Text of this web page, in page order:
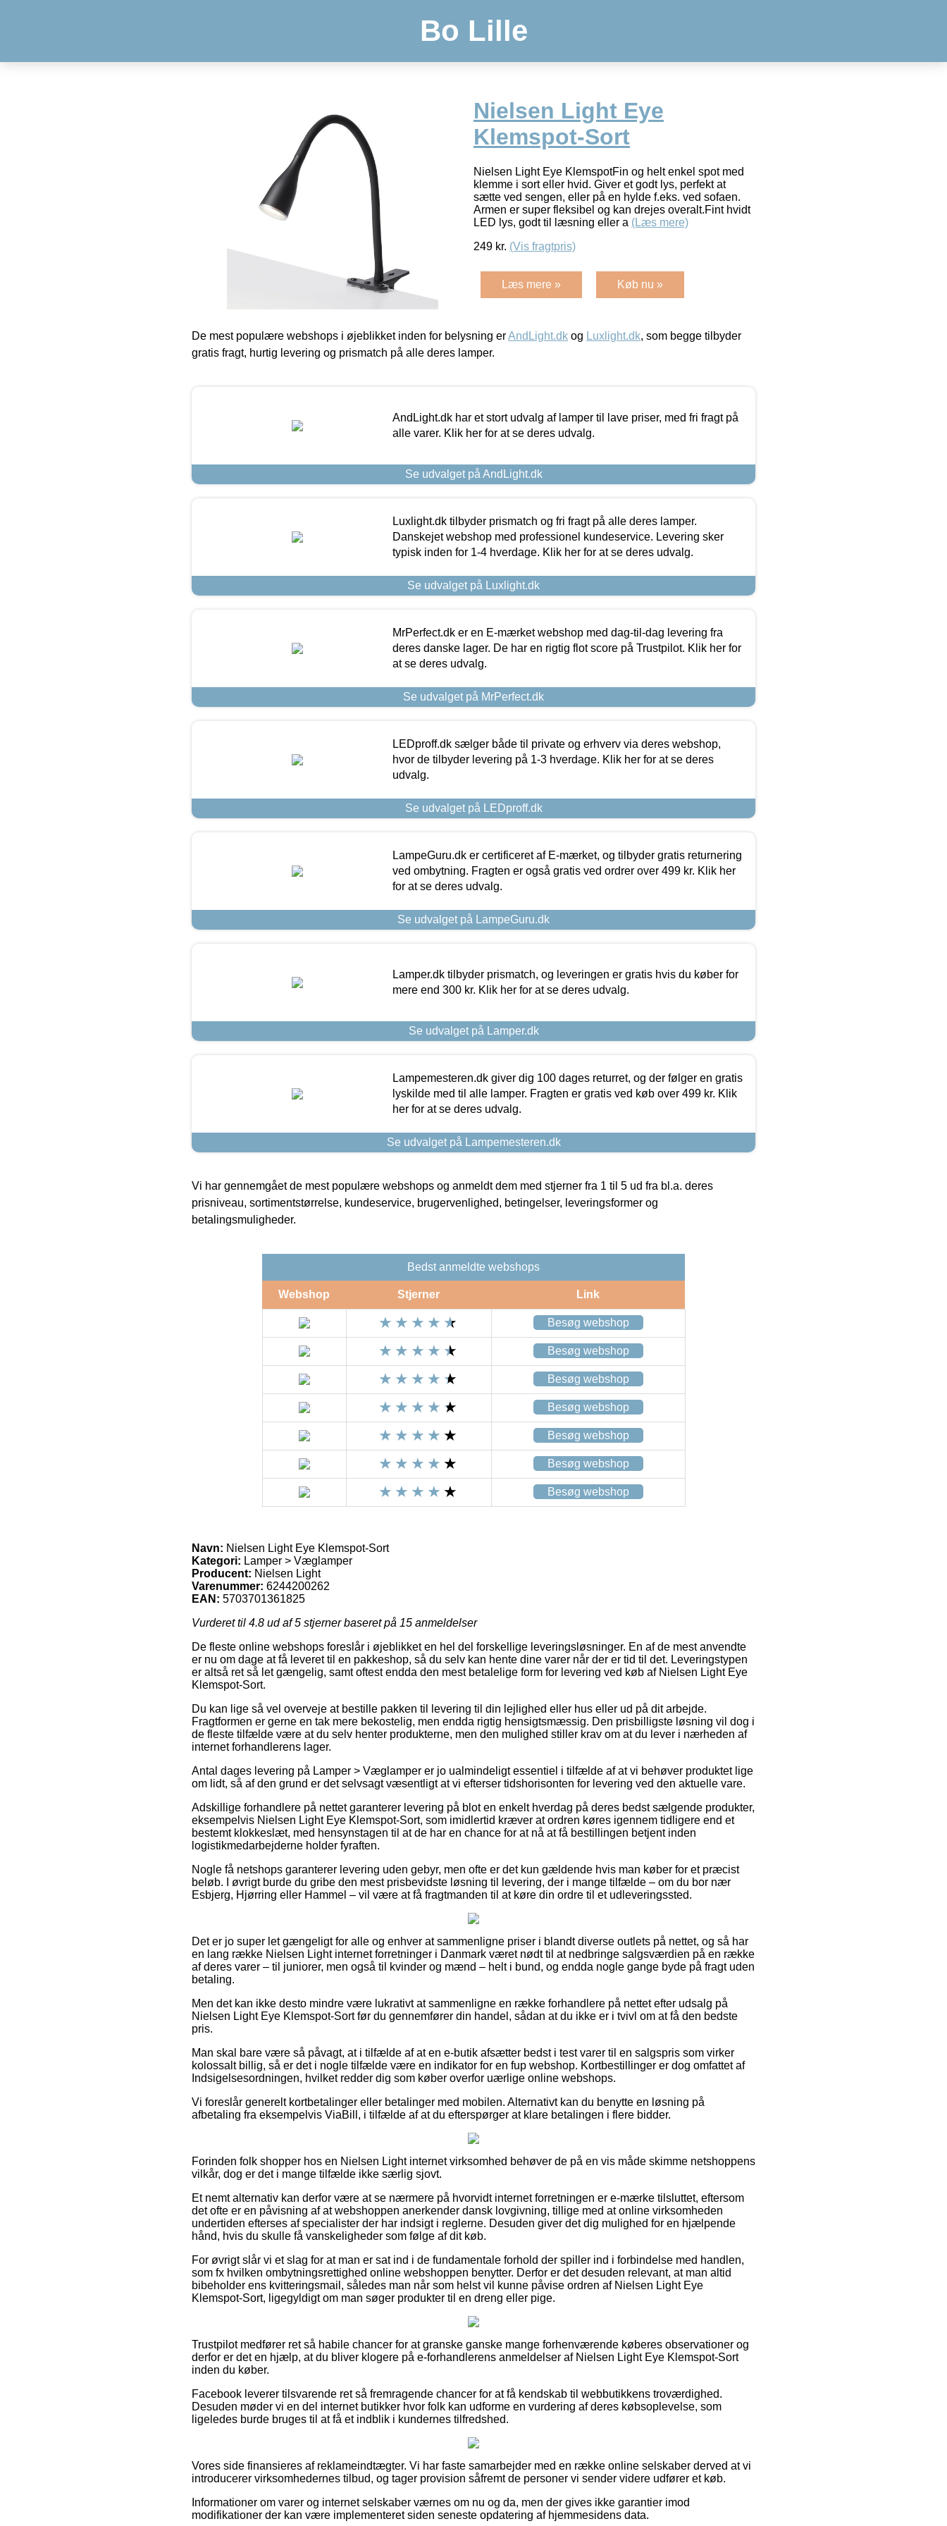
Bo Lille
Nielsen Light Eye
Klemspot-Sort
Nielsen Light Eye KlemspotFin og helt enkel spot med
klemme i sort eller hvid. Giver et godt lys, perfekt at
sætte ved sengen, eller på en hylde f.eks. ved sofaen.
Armen er super fleksibel og kan drejes overalt.Fint hvidt
LED lys, godt til læsning eller a (Læs mere)
249 kr. (Vis fragtpris)
Læs mere » Køb nu »
De mest populære webshops i øjeblikket inden for belysning erAndLight.dk og Luxlight.dk, som begge tilbyder
gratis fragt, hurtig levering og prismatch på alle deres lamper.
AndLight.dk har et stort udvalg af lamper til lave priser, med fri fragt på
alle varer. Klik her for at se deres udvalg.
Se udvalget på AndLight.dk
Luxlight.dk tilbyder prismatch og fri fragt på alle deres lamper.
Danskejet webshop med professionel kundeservice. Levering sker
typisk inden for 1-4 hverdage. Klik her for at se deres udvalg.
Se udvalget på Luxlight.dk
MrPerfect.dk er en E-mærket webshop med dag-til-dag levering fra
deres danske lager. De har en rigtig flot score på Trustpilot. Klik her for
at se deres udvalg.
Se udvalget på MrPerfect.dk
LEDproff.dk sælger både til private og erhverv via deres webshop,
hvor de tilbyder levering på 1-3 hverdage. Klik her for at se deres
udvalg.
Se udvalget på LEDproff.dk
LampeGuru.dk er certificeret af E-mærket, og tilbyder gratis returnering
ved ombytning. Fragten er også gratis ved ordrer over 499 kr. Klik her
for at se deres udvalg.
Se udvalget på LampeGuru.dk
Lamper.dk tilbyder prismatch, og leveringen er gratis hvis du køber for
mere end 300 kr. Klik her for at se deres udvalg.
Se udvalget på Lamper.dk
Lampemesteren.dk giver dig 100 dages returret, og der følger en gratis
lyskilde med til alle lamper. Fragten er gratis ved køb over 499 kr. Klik
her for at se deres udvalg.
Se udvalget på Lampemesteren.dk
Vi har gennemgået de mest populære webshops og anmeldt dem med stjerner fra 1 til 5 ud fra bl.a. deres
prisniveau, sortimentstørrelse, kundeservice, brugervenlighed, betingelser, leveringsformer og
betalingsmuligheder.
Bedst anmeldte webshops
Webshop Stjerner Link
Besøg webshop
Besøg webshop
Besøg webshop
Besøg webshop
Besøg webshop
Besøg webshop
Besøg webshop
Navn: Nielsen Light Eye Klemspot-Sort
Kategori: Lamper > Væglamper
Producent: Nielsen Light
Varenummer: 6244200262
EAN: 5703701361825
Vurderet til 4.8 ud af 5 stjerner baseret på 15 anmeldelser
De fleste online webshops foreslår i øjeblikket en hel del forskellige leveringsløsninger. En af de mest anvendte
er nu om dage at få leveret til en pakkeshop, så du selv kan hente dine varer når der er tid til det. Leveringstypen
er altså ret så let gængelig, samt oftest endda den mest betalelige form for levering ved køb af Nielsen Light Eye
Klemspot-Sort.
Du kan lige så vel overveje at bestille pakken til levering til din lejlighed eller hus eller ud på dit arbejde.
Fragtformen er gerne en tak mere bekostelig, men endda rigtig hensigtsmæssig. Den prisbilligste løsning vil dog i
de fleste tilfælde være at du selv henter produkterne, men den mulighed stiller krav om at du lever i nærheden af
internet forhandlerens lager.
Antal dages levering på Lamper > Væglamper er jo ualmindeligt essentiel i tilfælde af at vi behøver produktet lige
om lidt, så af den grund er det selvsagt væsentligt at vi efterser tidshorisonten for levering ved den aktuelle vare.
Adskillige forhandlere på nettet garanterer levering på blot en enkelt hverdag på deres bedst sælgende produkter,
eksempelvis Nielsen Light Eye Klemspot-Sort, som imidlertid kræver at ordren køres igennem tidligere end et
bestemt klokkeslæt, med hensynstagen til at de har en chance for at nå at få bestillingen betjent inden
logistikmedarbejderne holder fyraften.
Nogle få netshops garanterer levering uden gebyr, men ofte er det kun gældende hvis man køber for et præcist
beløb. I øvrigt burde du gribe den mest prisbevidste løsning til levering, der i mange tilfælde – om du bor nær
Esbjerg, Hjørring eller Hammel – vil være at få fragtmanden til at køre din ordre til et udleveringssted.
Det er jo super let gængeligt for alle og enhver at sammenligne priser i blandt diverse outlets på nettet, og så har
en lang række Nielsen Light internet forretninger i Danmark været nødt til at nedbringe salgsværdien på en række
af deres varer – til juniorer, men også til kvinder og mænd – helt i bund, og endda nogle gange byde på fragt uden
betaling.
Men det kan ikke desto mindre være lukrativt at sammenligne en række forhandlere på nettet efter udsalg på
Nielsen Light Eye Klemspot-Sort før du gennemfører din handel, sådan at du ikke er i tvivl om at få den bedste
pris.
Man skal bare være så påvagt, at i tilfælde af at en e-butik afsætter bedst i test varer til en salgspris som virker
kolossalt billig, så er det i nogle tilfælde være en indikator for en fup webshop. Kortbestillinger er dog omfattet af
Indsigelsesordningen, hvilket redder dig som køber overfor uærlige online webshops.
Vi foreslår generelt kortbetalinger eller betalinger med mobilen. Alternativt kan du benytte en løsning på
afbetaling fra eksempelvis ViaBill, i tilfælde af at du efterspørger at klare betalingen i flere bidder.
Forinden folk shopper hos en Nielsen Light internet virksomhed behøver de på en vis måde skimme netshoppens
vilkår, dog er det i mange tilfælde ikke særlig sjovt.
Et nemt alternativ kan derfor være at se nærmere på hvorvidt internet forretningen er e-mærke tilsluttet, eftersom
det ofte er en påvisning af at webshoppen anerkender dansk lovgivning, tillige med at online virksomheden
undertiden efterses af specialister der har indsigt i reglerne. Desuden giver det dig mulighed for en hjælpende
hånd, hvis du skulle få vanskeligheder som følge af dit køb.
For øvrigt slår vi et slag for at man er sat ind i de fundamentale forhold der spiller ind i forbindelse med handlen,
som fx hvilken ombytningsrettighed online webshoppen benytter. Derfor er det desuden relevant, at man altid
bibeholder ens kvitteringsmail, således man når som helst vil kunne påvise ordren af Nielsen Light Eye
Klemspot-Sort, ligegyldigt om man søger produkter til en dreng eller pige.
Trustpilot medfører ret så habile chancer for at granske ganske mange forhenværende køberes observationer og
derfor er det en hjælp, at du bliver klogere på e-forhandlerens anmeldelser af Nielsen Light Eye Klemspot-Sort
inden du køber.
Facebook leverer tilsvarende ret så fremragende chancer for at få kendskab til webbutikkens troværdighed.
Desuden møder vi en del internet butikker hvor folk kan udforme en vurdering af deres købsoplevelse, som
ligeledes burde bruges til at få et indblik i kundernes tilfredshed.
Vores side finansieres af reklameindtægter. Vi har faste samarbejder med en række online selskaber derved at vi
introducerer virksomhedernes tilbud, og tager provision såfremt de personer vi sender videre udfører et køb.
Informationer om varer og internet selskaber værnes om nu og da, men der gives ikke garantier imod
modifikationer der kan være implementeret siden seneste opdatering af hjemmesidens data.